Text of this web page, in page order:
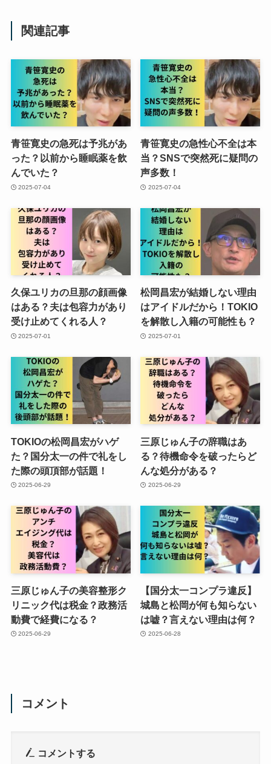
関連記事
青笹寛史の急死は予兆があ
った？以前から睡眠薬を飲
んでいた？
2025-07-04
青笹寛史の急性心不全は本
当？SNSで突然死に疑問の
声多数！
2025-07-04
久保ユリカの旦那の顔画像
はある？夫は包容力があり
受け止めてくれる人？
2025-07-01
松岡昌宏が結婚しない理由
はアイドルだから！TOKIO
を解散し入籍の可能性も？
2025-07-01
TOKIOの松岡昌宏がハゲ
た？国分太一の件で礼をし
た際の頭頂部が話題！
2025-06-29
三原じゅん子の辞職はあ
る？待機命令を破ったらど
んな処分がある？
2025-06-29
三原じゅん子の美容整形ク
リニック代は税金？政務活
動費で経費になる？
2025-06-29
【国分太一コンプラ違反】
城島と松岡が何も知らない
は嘘？言えない理由は何？
2025-06-28
コメント
コメントする